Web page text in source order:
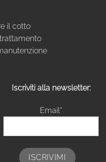
il cotto
Iscriviti alla newsletter:
Email*